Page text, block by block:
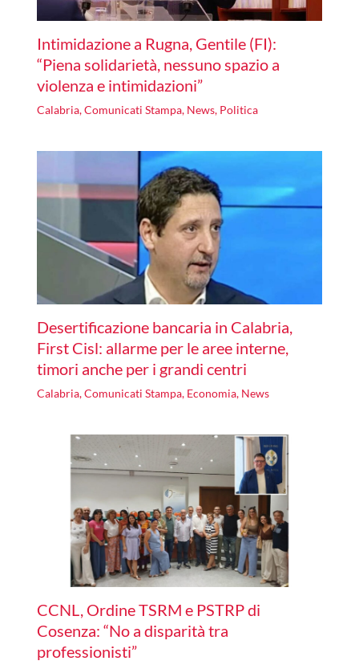
Intimidazione a Rugna, Gentile (FI):
“Piena solidarietà, nessuno spazio a
violenza e intimidazioni”
Calabria,Comunicati Stampa, News, Politica
Desertificazione bancaria in Calabria,
First Cisl: allarme per le aree interne,
timori anche per i grandi centri
Calabria,Comunicati Stampa, Economia, News
CCNL, Ordine TSRM e PSTRP di
Cosenza: “No a disparità tra
professionisti”